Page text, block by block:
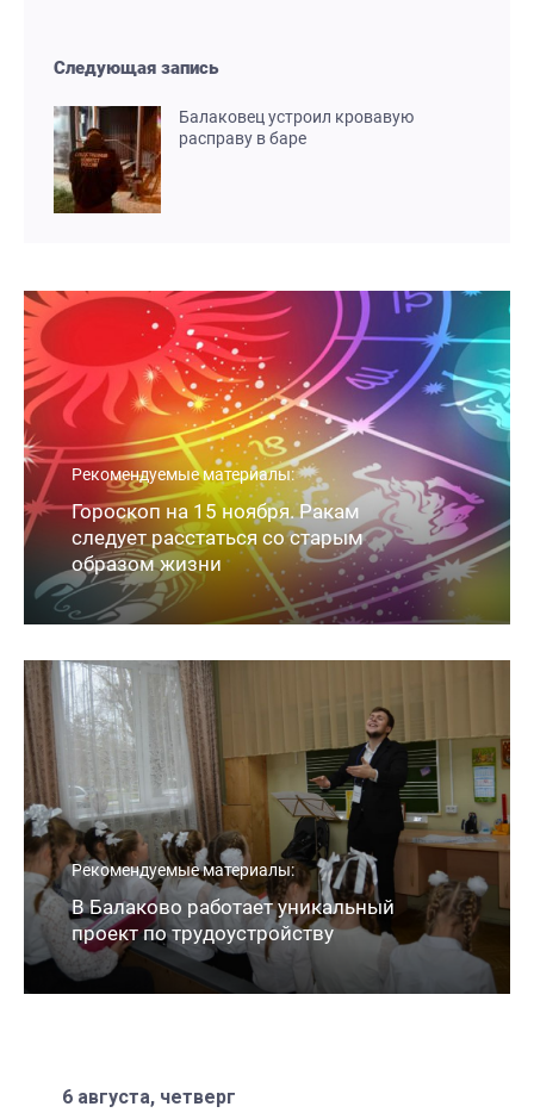
Следующая запись
Балаковец устроил кровавую
расправу в баре
Рекомендуемые материалы:
Гороскоп на 15 ноября. Ракам
следует расстаться со старым
образом жизни
Рекомендуемые материалы:
В Балаково работает уникальный
проект по трудоустройству
6 августа, четверг